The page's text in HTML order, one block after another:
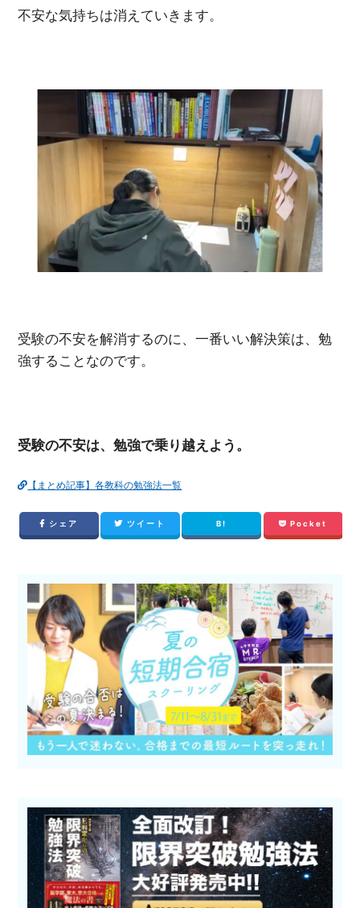
不安な気持ちは消えていきます。
受験の不安を解消するのに、一番いい解決策は、勉
強することなのです。
受験の不安は、勉強で乗り越えよう。
【まとめ記事】各教科の勉強法一覧
シェア ツイート B! Pocket